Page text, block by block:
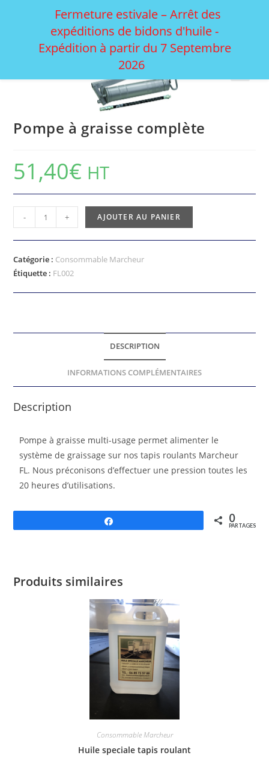
Produit précédent Produit suivant
Pompe à graisse complète
51,40€ HT
- + AJOUTER AU PANIER
Catégorie : Consommable Marcheur
Étiquette : FL002
DESCRIPTION
INFORMATIONS COMPLÉMENTAIRES
Description
Pompe à graisse multi-usage permet alimenter le
système de graissage sur nos tapis roulants Marcheur
FL. Nous préconisons d’effectuer une pression toutes les
20 heures d’utilisations.
0
PARTAGES
Produits similaires
Consommable Marcheur
Huile speciale tapis roulant
Fermeture estivale – Arrêt des
expéditions de bidons d'huile -
Expédition à partir du 7 Septembre
2026